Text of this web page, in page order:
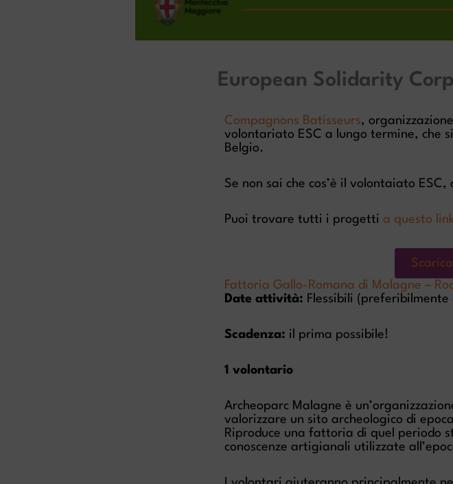
European Solidarity
Compagnons Batisseurs,
volontariato ESC a lungo termine, che
Belgio.
Se non sai che cos’è il volontaiato ESC,
Puoi trovare tutti i progetti a questo
Fattoria Gallo-Romana di Malagne –
Date attività: Flessibili
Scadenza: il prima possibile!
1 volontario
Archeoparc Malagne è
valorizzare un sito archeologico di
Riproduce una fattoria di quel periodo
conoscenze artigianali utilizzate